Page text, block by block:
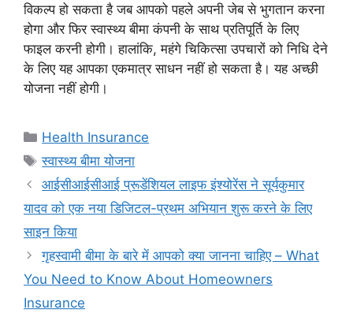
विकल्प हो सकता है जब आपको पहले अपनी जेब से भुगतान करना
होगा और फिर स्वास्थ्य बीमा कंपनी के साथ प्रतिपूर्ति के लिए
फाइल करनी होगी। हालांकि, महंगे चिकित्सा उपचारों को निधि देने
के लिए यह आपका एकमात्र साधन नहीं हो सकता है। यह अच्छी
योजना नहीं होगी।
Categories
Health Insurance
Tags
स्वास्थ्य बीमा योजना
आईसीआईसीआई प्रूडेंशियल लाइफ इंश्योरेंस ने सूर्यकुमार
यादव को एक नया डिजिटल-प्रथम अभियान शुरू करने के लिए
साइन किया
गृहस्वामी बीमा के बारे में आपको क्या जानना चाहिए – What
You Need to Know About Homeowners
Insurance